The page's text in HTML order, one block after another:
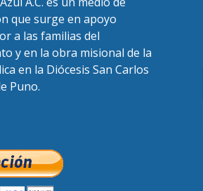
que surge en apoyo
a las familias del
y en la obra misional de la
en la Diócesis San Carlos
Puno.